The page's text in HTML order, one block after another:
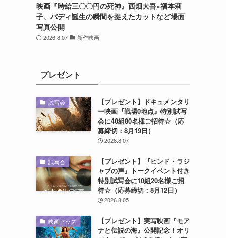
映画『時給三〇〇円の死神』西畑大吾×福本莉
子、バディ誕生の瞬間を捉えたカットなど場面
写真公開
2026.8.07 新作映画
プレゼント
試写会
【プレゼント】ドキュメンタリ
ー映画『戦場0地点』特別試写
会に40組80名様ご招待☆（応
募締切：8月19日）
2026.8.07
試写会
【プレゼント】『ヒンド・ラジ
ャブの声』トークイベント付き
特別試写会に10組20名様ご招
待☆（応募締切：8月12日）
2026.8.05
映画グッズ
【プレゼント】実写映画『モア
ナと伝説の海』公開記念！オリ